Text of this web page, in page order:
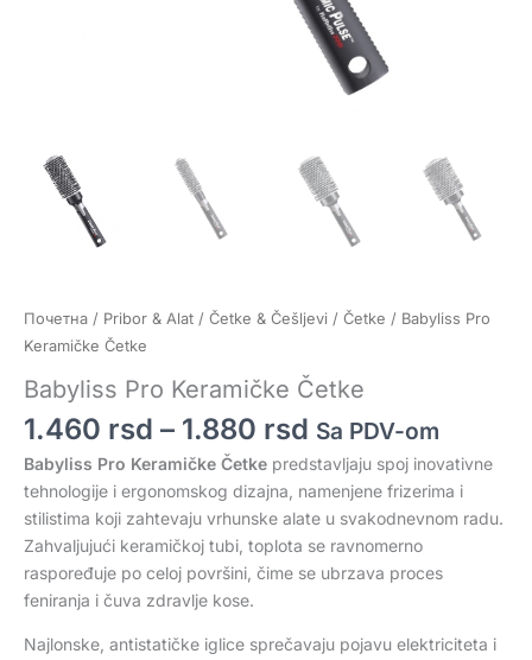
Почетна / Pribor & Alat / Četke & Češljevi / Četke / Babyliss Pro
Keramičke Četke
Babyliss Pro Keramičke Četke
1.460 rsd – 1.880 rsd Sa PDV-om
Babyliss Pro Keramičke Četke predstavljaju spoj inovativne
tehnologije i ergonomskog dizajna, namenjene frizerima i
stilistima koji zahtevaju vrhunske alate u svakodnevnom radu.
Zahvaljujući keramičkoj tubi, toplota se ravnomerno
raspoređuje po celoj površini, čime se ubrzava proces
feniranja i čuva zdravlje kose.
Najlonske, antistatičke iglice sprečavaju pojavu elektriciteta i